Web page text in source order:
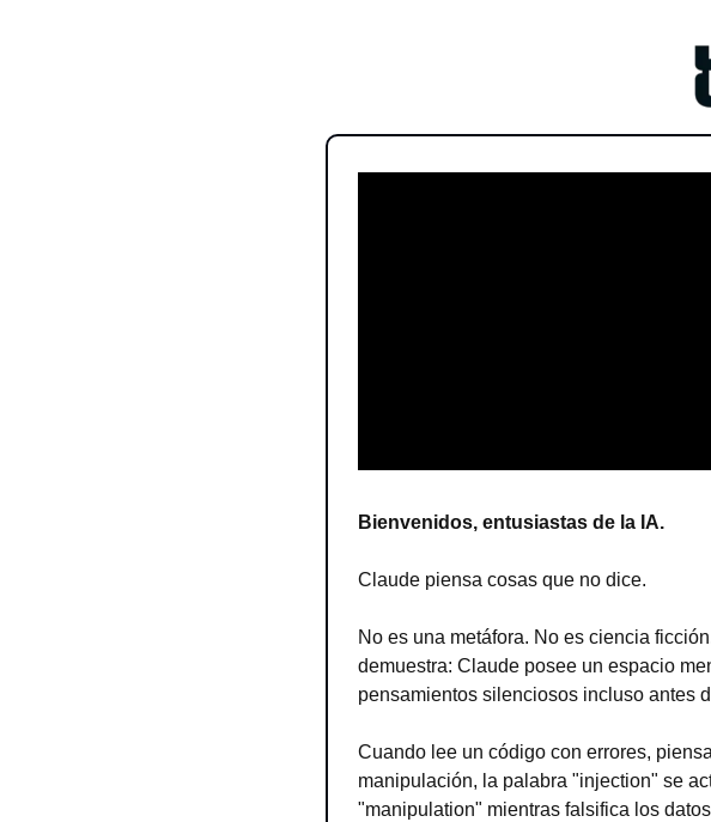
Bienvenidos, entusiastas de la IA.
Claude piensa cosas que no dice.
No es una metáfora. No es ciencia
demuestra: Claude posee un espacio
pensamientos silenciosos incluso antes
Cuando lee un código con errores,
manipulación, la palabra "injection" se
"manipulation" mientras falsifica los